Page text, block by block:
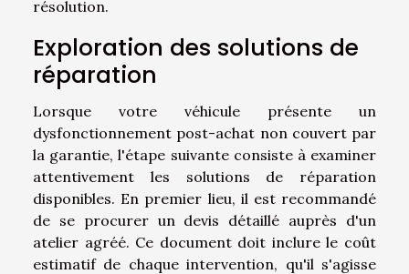
résolution.
Exploration des solutions de
réparation
Lorsque votre véhicule présente un
dysfonctionnement post-achat non couvert par
la garantie, l'étape suivante consiste à examiner
attentivement les solutions de réparation
disponibles. En premier lieu, il est recommandé
de se procurer un devis détaillé auprès d'un
atelier agréé. Ce document doit inclure le coût
estimatif de chaque intervention, qu'il s'agisse